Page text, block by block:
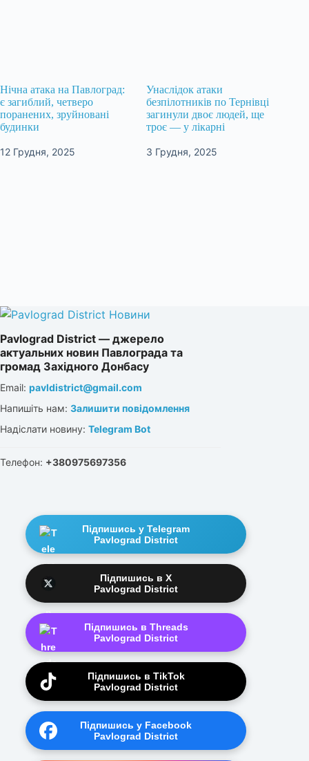
Нічна атака на Павлоград:
є загиблий, четверо
поранених, зруйновані
будинки
12 Грудня, 2025
Унаслідок атаки
безпілотників по Тернівці
загинули двоє людей, ще
троє — у лікарні
3 Грудня, 2025
Pavlograd District — джерело
актуальних новин Павлограда та
громад Західного Донбасу
Email: pavldistrict@gmail.com
Напишіть нам: Залишити повідомлення
Надіслати новину: Telegram Bot
Телефон: +380975697356
Підпишись у Telegram
Pavlograd District
Підпишись в X
Pavlograd District
Підпишись в Threads
Pavlograd District
Підпишись в TikTok
Pavlograd District
Підпишись у Facebook
Pavlograd District